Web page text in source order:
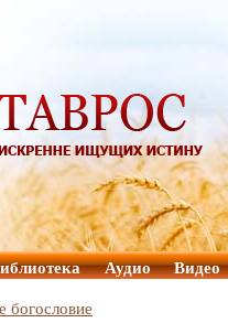
Аудио Видео
богословие